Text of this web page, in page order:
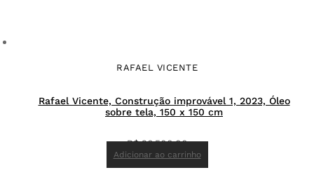
RAFAEL VICENTE
Rafael Vicente, Construção improvável 1, 2023, Óleo
sobre tela, 150 x 150 cm
R$26.500,00
Adicionar ao carrinho